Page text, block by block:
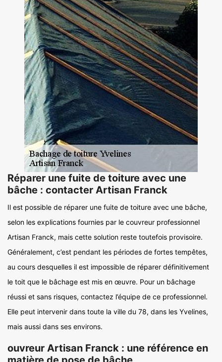
Réparer une fuite de toiture avec une
bâche : contacter Artisan Franck
Il est possible de réparer une fuite de toiture avec une bâche,
selon les explications fournies par le couvreur professionnel
Artisan Franck, mais cette solution reste toutefois provisoire.
Généralement, c’est pendant les périodes de fortes tempêtes,
au cours desquelles il est impossible de réparer définitivement
le toit que le bâchage est mis en œuvre. Pour un bâchage
réussi et sans risques, contactez l’équipe de ce professionnel.
Elle peut intervenir dans toute la ville du 78, dans les Yvelines,
mais aussi dans ses environs.
ouvreur Artisan Franck : une référence en